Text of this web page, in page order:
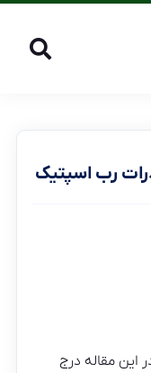
رب اسپتیک
این مقاله درج